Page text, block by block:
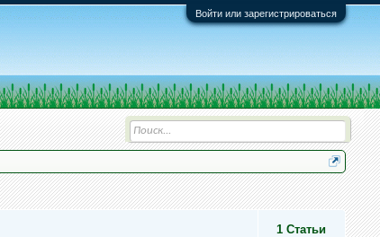
Войти или зарегистрироваться
1Статьи